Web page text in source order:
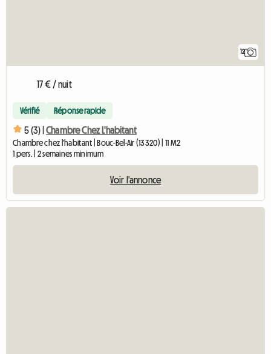
12
17 € / nuit
Vérifié Réponse rapide
5 (3) | Chambre Chez L'habitant
Chambre chez l'habitant | Bouc-Bel-Air (13320) | 11 M2
1 pers. | 2 semaines minimum
Voir l'annonce